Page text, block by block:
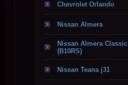
Chevrolet Orlando
Nissan Almera
Nissan Almera Classic
(B10RS)
Nissan Teana j31